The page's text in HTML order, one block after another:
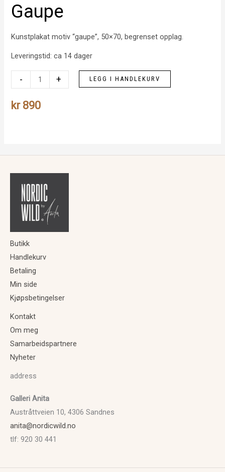
Gaupe
Kunstplakat motiv “gaupe”, 50×70, begrenset opplag.
Leveringstid: ca 14 dager
-
antall
+ LEGG I HANDLEKURV
kr890
Butikk
Handlekurv
Betaling
Min side
Kjøpsbetingelser
Kontakt
Om meg
Samarbeidspartnere
Nyheter
address
Galleri Anita
Austråttveien 10, 4306 Sandnes
anita@nordicwild.no
tlf: 920 30 441